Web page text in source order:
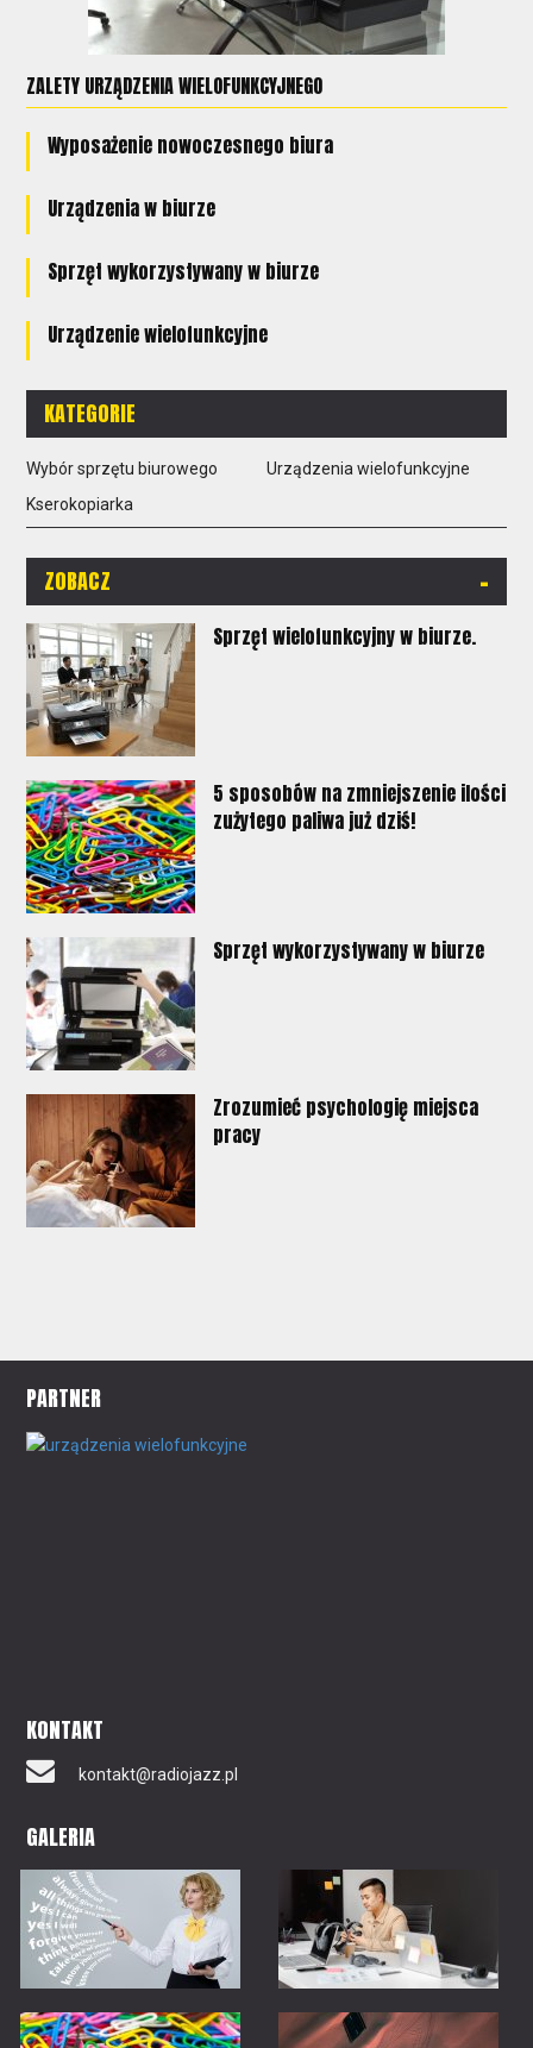
ZALETY URZĄDZENIA WIELOFUNKCYJNEGO
Wyposażenie nowoczesnego biura
Urządzenia w biurze
Sprzęt wykorzystywany w biurze
Urządzenie wielofunkcyjne
KATEGORIE
Wybór sprzętu biurowego
Urządzenia wielofunkcyjne
Kserokopiarka
ZOBACZ -
Sprzęt wielofunkcyjny w biurze.
5 sposobów na zmniejszenie ilości
zużytego paliwa już dziś!
Sprzęt wykorzystywany w biurze
Zrozumieć psychologię miejsca
pracy
PARTNER
KONTAKT
kontakt@radiojazz.pl
GALERIA